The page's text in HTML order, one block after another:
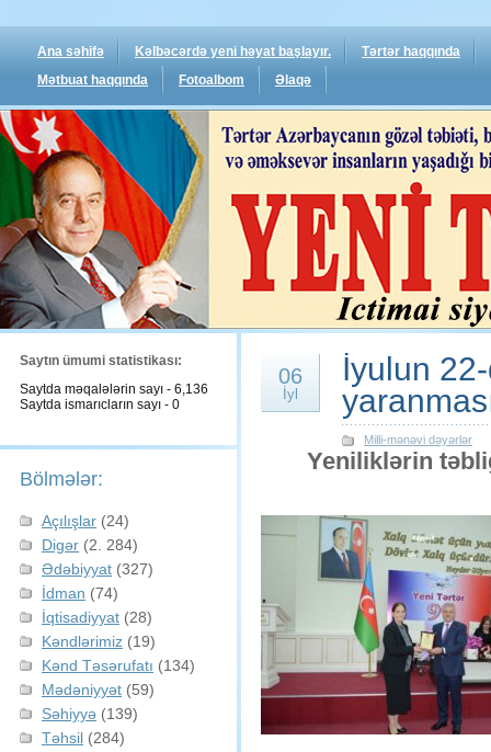
Ana səhifə Kəlbəcərdə yeni həyat başlayır.
Tərtər haqqında
Mətbuat haqqında
Fotoalbom Əlaqə
Saytın ümumi statistikası:
Saytda məqalələrin sayı - 6,136
Saytda ismarıcların sayı - 0
Bölmələr:
Açılışlar (24)
Digər (2. 284)
Ədəbiyyat (327)
İdman (74)
İqtisadiyyat (28)
Kəndlərimiz (19)
Kənd Təsərufatı (134)
Mədəniyyət (59)
Səhiyyə (139)
Təhsil (284)
06
İyl
İyulun
Milli-mənəvi dəyərlər
Yeniliklərin